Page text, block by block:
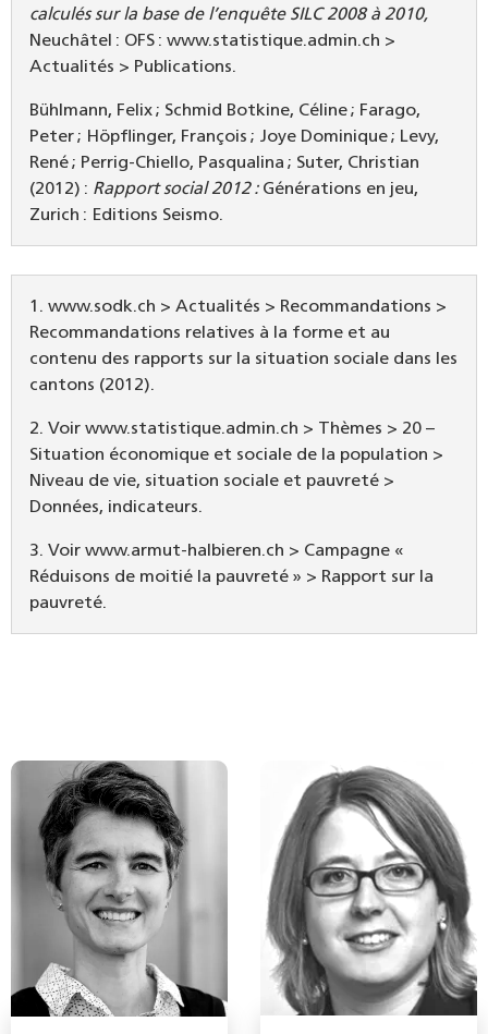
calculés sur la base de l’enquête SILC 2008 à 2010,
Neuchâtel : OFS : www.statistique.admin.ch >
Actualités > Publications.
Bühlmann, Felix ; Schmid Botkine, Céline ; Farago,
Peter ; Höpflinger, François ; Joye Dominique ; Levy,
René ; Perrig-Chiello, Pasqualina ; Suter, Christian
(2012) : Rapport social 2012 :Générations en jeu,
Zurich : Editions Seismo.
1. www.sodk.ch > Actualités > Recommandations >
Recommandations relatives à la forme et au
contenu des rapports sur la situation sociale dans les
cantons (2012).
2. Voir www.statistique.admin.ch > Thèmes > 20 –
Situation économique et sociale de la population >
Niveau de vie, situation sociale et pauvreté >
Données, indicateurs.
3. Voir www.armut-halbieren.ch > Campagne «
Réduisons de moitié la pauvreté » > Rapport sur la
pauvreté.